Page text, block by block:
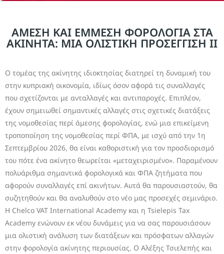
ΑΜΕΣΗ ΚΑΙ ΕΜΜΕΣΗ ΦΟΡΟΛΟΓΙΑ ΣΤΑ
ΑΚΙΝΗΤΑ: ΜΙΑ ΟΛΙΣΤΙΚΗ ΠΡΟΣΕΓΓΙΣΗ II
Ο τομέας της ακίνητης ιδιοκτησίας διατηρεί τη δυναμική του
στην κυπριακή οικονομία, ιδίως όσον αφορά τις συναλλαγές
που σχετίζονται με ανταλλαγές και αντιπαροχές. Επιπλέον,
έχουν σημειωθεί σημαντικές αλλαγές στις σχετικές διατάξεις
της νομοθεσίας περί άμεσης φορολογίας, ενώ μια επικείμενη
τροποποίηση της νομοθεσίας περί ΦΠΑ, με ισχύ από την 1η
Σεπτεμβρίου 2026, θα είναι καθοριστική για τον προσδιορισμό
του πότε ένα ακίνητο θεωρείται «μεταχειρισμένο». Παραμένουν
πολυάριθμα σημαντικά φορολογικά και ΦΠΑ ζητήματα που
αφορούν συναλλαγές επί ακινήτων. Αυτά θα παρουσιαστούν, θα
συζητηθούν και θα αναλυθούν στο νέο μας προσεχές σεμινάριο.
Η Chelco VAT International Academy και η Tsielepis Tax
Academy ενώνουν εκ νέου δυνάμεις για να σας παρουσιάσουν
μια ολιστική ανάλυση των διατάξεων και πρόσφατων αλλαγών
στην φορολογία ακίνητης περιουσίας. Ο Αλέξης Τσιελεπής και